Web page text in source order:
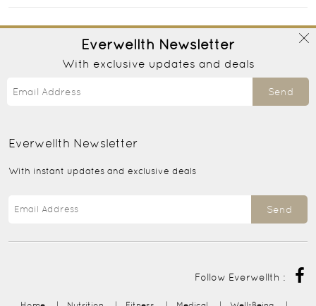
Everwellth Newsletter
With exclusive updates and deals
Send
Everwellth Newsletter
With instant updates and exclusive deals
Send
Follow Everwellth :